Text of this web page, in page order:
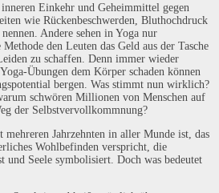
Einkehr und Geheimmittel gegen
wie Rückenbeschwerden, Bluthochdruck
Andere sehen in Yoga nur
den Leuten das Geld aus der Tasche
zu schaffen. Denn immer wieder
Übungen dem Körper schaden können
bergen. Was stimmt nun wirklich?
schwören Millionen von Menschen auf
der Selbstvervollkommnung?
mehreren Jahrzehnten in aller Munde ist, das
Wohlbefinden verspricht, die
und Seele symbolisiert. Doch was bedeutet